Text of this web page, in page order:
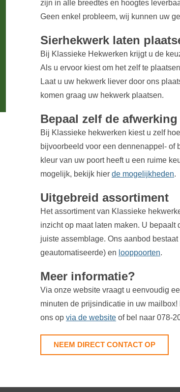
zijn in alle breedtes en hoogtes
Geen enkel probleem, wij kunnen uw
Sierhekwerk laten
Bij Klassieke Hekwerken krijgt u de
Als u ervoor kiest om het zelf te
Laat u uw hekwerk liever door ons
komen graag uw hekwerk plaatsen.
Bepaal zelf de afwerking
Bij Klassieke hekwerken kiest u zelf
bijvoorbeeld voor een dennenappel- of
kleur van uw poort heeft u een ruime
mogelijk, bekijk hier de mogelijkheden.
Uitgebreid assortiment
Het assortiment van Klassieke
inzicht op maat laten maken. U
juiste assemblage. Ons aanbod bestaat
geautomatiseerde) en looppoorten.
Meer informatie?
Via onze website vraagt u eenvoudig
minuten de prijsindicatie in uw
ons op via de websiteof bel naar 078-
NEEM DIRECT CONTACT OP